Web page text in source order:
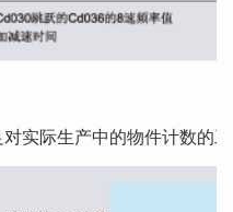
实际生产中的物件计数的